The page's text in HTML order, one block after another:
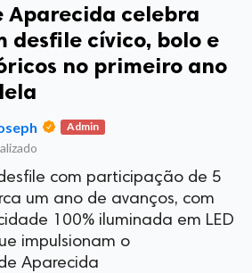
Aparecida celebra
desfile cívico, bolo e
no primeiro ano
Admin
com participação de 5
um ano de avanços, com
100% iluminada em LED
impulsionam o
Aparecida